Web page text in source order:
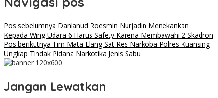
Pos sebelumnya Danlanud Roesmin Nurjadin Menekankan
Kepada Wing Udara 6 Harus Safety Karena Membawahi 2 Skadron
Pos berikutnya Tim Mata Elang Sat Res Narkoba Polres Kuansing
Ungkap Tindak Pidana Narkotika Jenis Sabu
Jangan Lewatkan